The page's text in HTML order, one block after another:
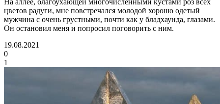
На аллее, благоухающей многочисленными кустами роз всех
цветов радуги, мне повстречался молодой хорошо одетый
мужчина с очень грустными, почти как у бладхаунда, глазами.
Он остановил меня и попросил поговорить с ним.
19.08.2021
0
1